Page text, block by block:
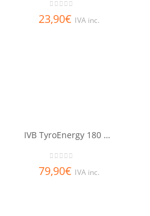
0 out of 5
23,90€ IVA inc.
IVB TyroEnergy 180 cáps
79,90€ IVA inc.